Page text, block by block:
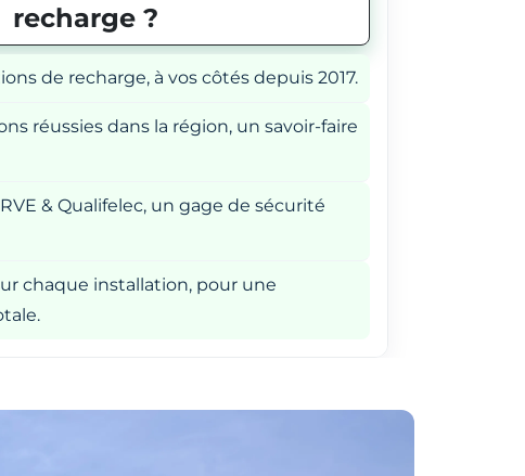
recharge ?
de recharge, à vos côtés depuis 2017.
réussies dans la région, un savoir-faire
& Qualifelec, un gage de sécurité
chaque installation, pour une